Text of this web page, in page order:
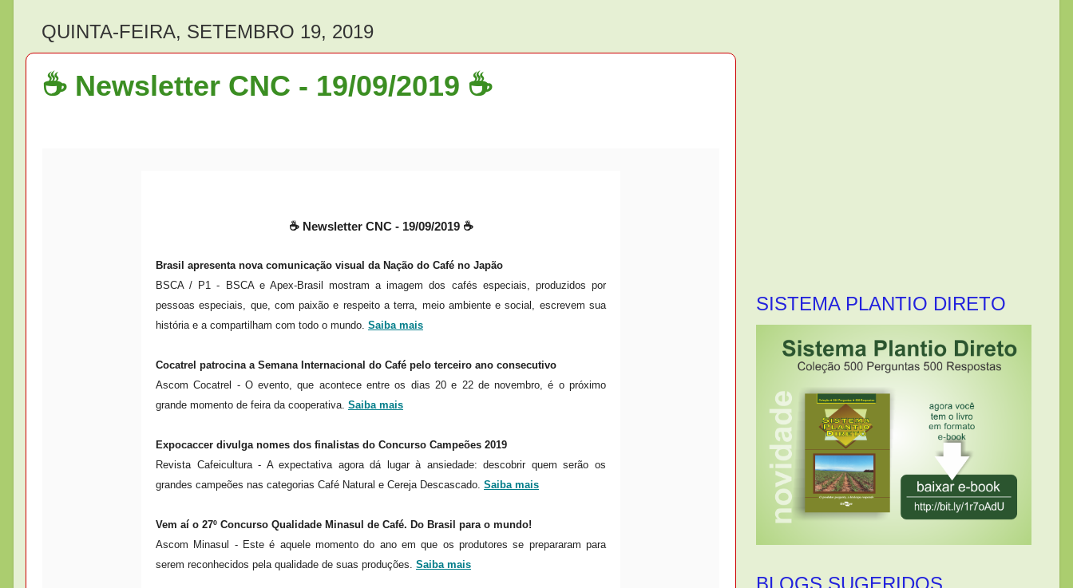
QUINTA-FEIRA, SETEMBRO 19, 2019
☕ Newsletter CNC - 19/09/2019 ☕
☕ Newsletter CNC - 19/09/2019 ☕
Brasil apresenta nova comunicação visual da Nação do Café no Japão
BSCA / P1 - BSCA e Apex-Brasil mostram a imagem dos cafés especiais, produzidos por
pessoas especiais, que, com paixão e respeito a terra, meio ambiente e social, escrevem sua
história e a compartilham com todo o mundo. Saiba mais
Cocatrel patrocina a Semana Internacional do Café pelo terceiro ano consecutivo
Ascom Cocatrel - O evento, que acontece entre os dias 20 e 22 de novembro, é o próximo
grande momento de feira da cooperativa. Saiba mais
Expocaccer divulga nomes dos finalistas do Concurso Campeões 2019
Revista Cafeicultura - A expectativa agora dá lugar à ansiedade: descobrir quem serão os
grandes campeões nas categorias Café Natural e Cereja Descascado. Saiba mais
Vem aí o 27º Concurso Qualidade Minasul de Café. Do Brasil para o mundo!
Ascom Minasul - Este é aquele momento do ano em que os produtores se prepararam para
serem reconhecidos pela qualidade de suas produções. Saiba mais
SISTEMA PLANTIO DIRETO
BLOGS SUGERIDOS